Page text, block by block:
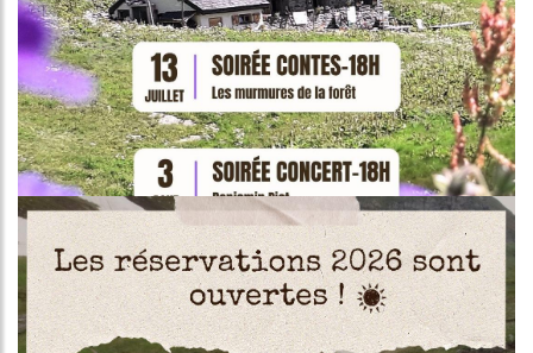
Image